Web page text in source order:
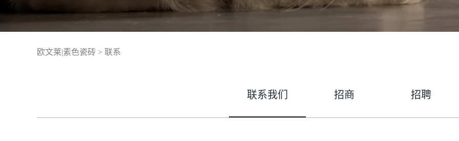
了解欧文莱品牌
实景案例
活动详情
欧文莱|素色瓷砖 > 联系
联系我们 招商 招聘